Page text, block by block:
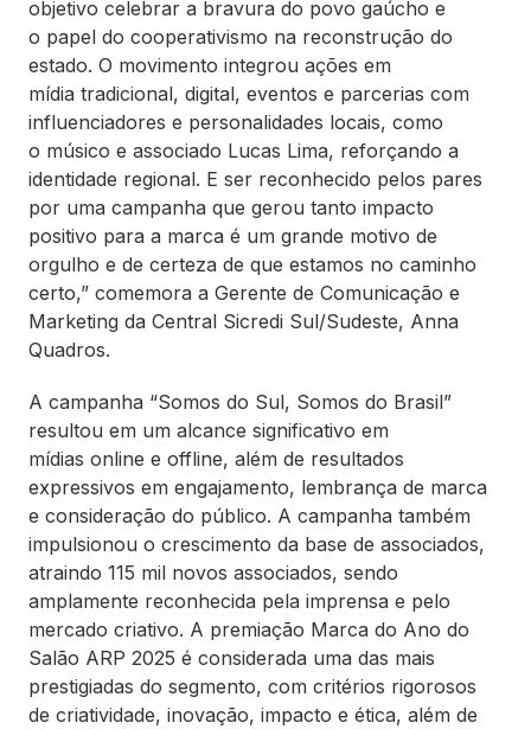
objetivo celebrar a bravura do povo gaúcho e
o papel do cooperativismo na reconstrução do
estado. O movimento integrou ações em
mídia tradicional, digital, eventos e parcerias com
influenciadores e personalidades locais, como
o músico e associado Lucas Lima, reforçando a
identidade regional. E ser reconhecido pelos pares
por uma campanha que gerou tanto impacto
positivo para a marca é um grande motivo de
orgulho e de certeza de que estamos no caminho
certo,” comemora a Gerente de Comunicação e
Marketing da Central Sicredi Sul/Sudeste, Anna
Quadros.
A campanha “Somos do Sul, Somos do Brasil”
resultou em um alcance significativo em
mídias online e offline, além de resultados
expressivos em engajamento, lembrança de marca
e consideração do público. A campanha também
impulsionou o crescimento da base de associados,
atraindo 115 mil novos associados, sendo
amplamente reconhecida pela imprensa e pelo
mercado criativo. A premiação Marca do Ano do
Salão ARP 2025 é considerada uma das mais
prestigiadas do segmento, com critérios rigorosos
de criatividade, inovação, impacto e ética, além de